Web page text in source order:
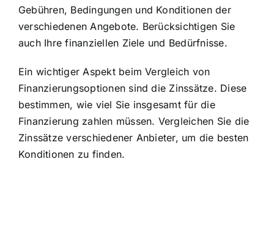
Gebühren, Bedingungen und Konditionen der
verschiedenen Angebote. Berücksichtigen Sie
auch Ihre finanziellen Ziele und Bedürfnisse.
Ein wichtiger Aspekt beim Vergleich von
Finanzierungsoptionen sind die Zinssätze. Diese
bestimmen, wie viel Sie insgesamt für die
Finanzierung zahlen müssen. Vergleichen Sie die
Zinssätze verschiedener Anbieter, um die besten
Konditionen zu finden.